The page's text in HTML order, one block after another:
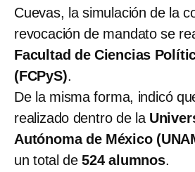
Cuevas, la simulación de la
revocación de mandato se
Facultad de Ciencias
(FCPyS).
De la misma forma, indicó
realizado dentro de la
Autónoma de México
un total de524 alumnos.